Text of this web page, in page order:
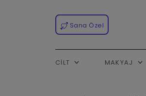
Sana Özel
CILT MAKYAJ